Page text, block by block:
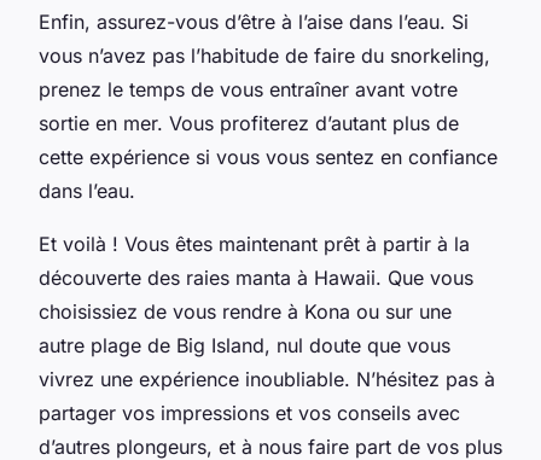
Enfin, assurez-vous d’être à l’aise dans l’eau. Si
vous n’avez pas l’habitude de faire du snorkeling,
prenez le temps de vous entraîner avant votre
sortie en mer. Vous profiterez d’autant plus de
cette expérience si vous vous sentez en confiance
dans l’eau.
Et voilà ! Vous êtes maintenant prêt à partir à la
découverte des raies manta à Hawaii. Que vous
choisissiez de vous rendre à Kona ou sur une
autre plage de Big Island, nul doute que vous
vivrez une expérience inoubliable. N’hésitez pas à
partager vos impressions et vos conseils avec
d’autres plongeurs, et à nous faire part de vos plus